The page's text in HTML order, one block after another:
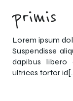
primis
Lorem ipsum
Suspendisse
dapibus libero
ultrices tortor